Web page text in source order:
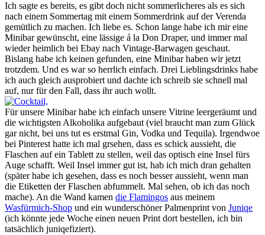
Ich sagte es bereits, es gibt doch nicht sommerlicheres als es sich
nach einem Sommertag mit einem Sommerdrink auf der Verenda
gemütlich zu machen. Ich liebe es. Schon lange habe ich mir eine
Minibar gewünscht, eine lässige á la Don Draper, und immer mal
wieder heimlich bei Ebay nach Vintage-Barwagen geschaut.
Bislang habe ich keinen gefunden, eine Minibar haben wir jetzt
trotzdem. Und es war so herrlich einfach. Drei Lieblingsdrinks habe
ich auch gleich ausprobiert und dachte ich schreib sie schnell mal
auf, nur für den Fall, dass ihr auch wollt.
Für unsere Minibar habe ich einfach unsere Vitrine leergeräumt und
die wichtigsten Alkoholika aufgebaut (viel braucht man zum Glück
gar nicht, bei uns tut es erstmal Gin, Vodka und Tequila). Irgendwoe
bei Pinterest hatte ich mal grsehen, dass es schick aussieht, die
Flaschen auf ein Tablett zu stellen, weil das optisch eine Insel fürs
Auge schafft. Weil Insel immer gut ist, hab ich mich dran gehalten
(später habe ich gesehen, dass es noch besser aussieht, wenn man
die Etiketten der Flaschen abfummelt. Mal sehen, ob ich das noch
mache). An die Wand kamen die Flamingos aus meinem
Wasfürmich-Shop und ein wunderschöner Palmenprint von Juniqe
(ich könnte jede Woche einen neuen Print dort bestellen, ich bin
tatsächlich juniqefiziert).